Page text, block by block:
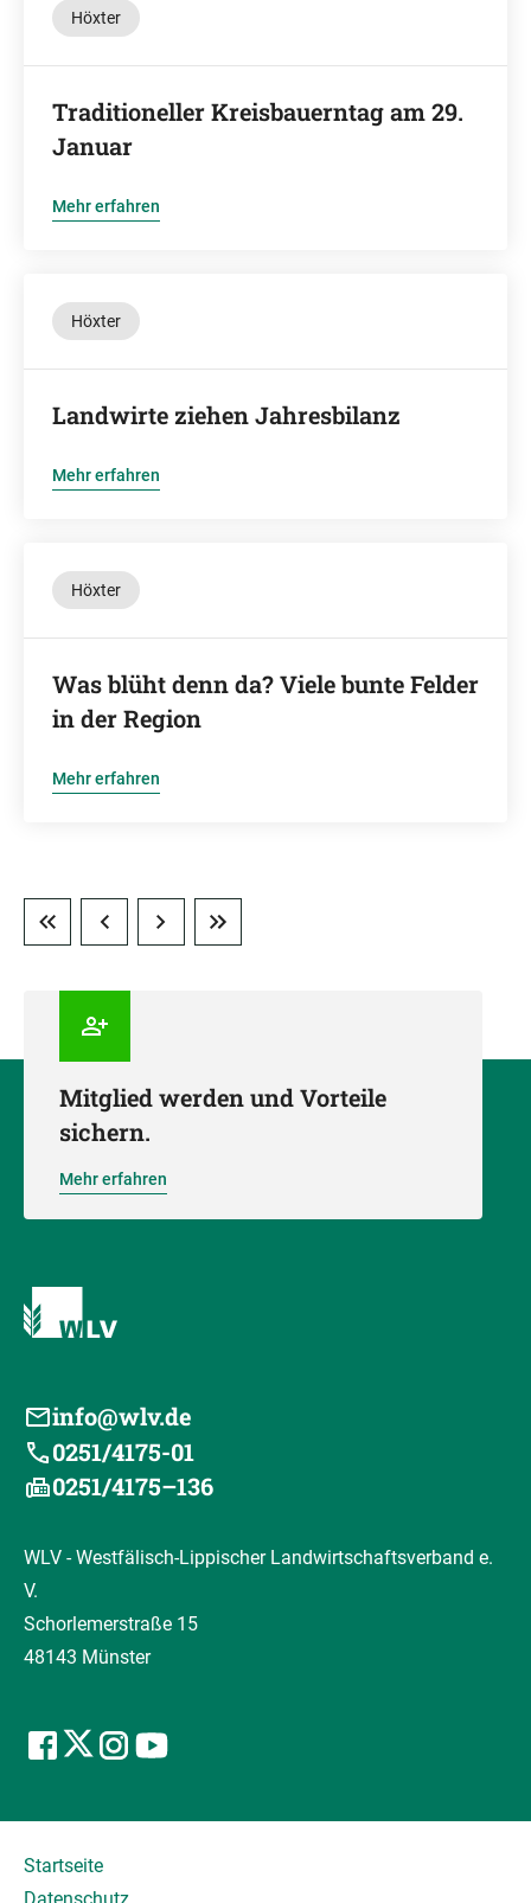
Höxter
Traditioneller Kreisbauerntag am 29.
Januar
Mehr erfahren
Höxter
Landwirte ziehen Jahresbilanz
Mehr erfahren
Höxter
Was blüht denn da? Viele bunte Felder
in der Region
Mehr erfahren
Mitglied werden und Vorteile
sichern.
Mehr erfahren
info@wlv.de
0251/4175-01
0251/4175–136
WLV - Westfälisch-Lippischer Landwirtschaftsverband e.
V.
Schorlemerstraße 15
48143 Münster
Startseite